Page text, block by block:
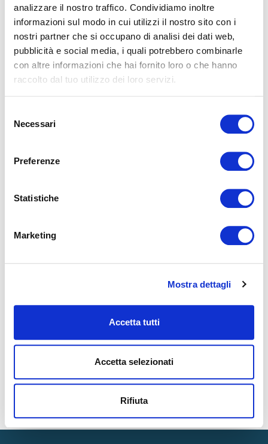
analizzare il nostro traffico. Condividiamo inoltre
informazioni sul modo in cui utilizzi il nostro sito con i
nostri partner che si occupano di analisi dei dati web,
pubblicità e social media, i quali potrebbero combinarle
con altre informazioni che hai fornito loro o che hanno
raccolto dal tuo utilizzo dei loro servizi.
delNecessari
Preferenze
Statistiche
Marketing
Mostra dettagli
Accetta tutti
Accetta selezionati
Rifiuta
Magniflex Repubblica Ceca presenta il nuovo
MagniStretch® Sport 9: una celebrazione del
sonno, dell’innovazione e del design italiano
Sabato 27 settembre, Magniflex Repubblica Ceca ha
LEGGI
MAGNIFLEX AL LAS VEGAS SUMMER MARKET
LEGGI